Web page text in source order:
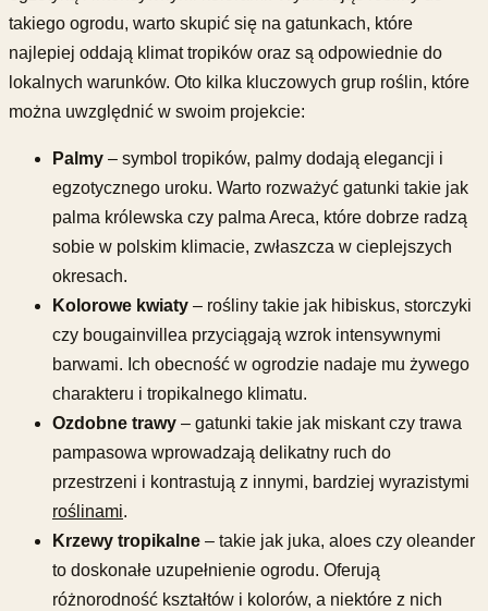
takiego ogrodu, warto skupić się na gatunkach, które
najlepiej oddają klimat tropików oraz są odpowiednie do
lokalnych warunków. Oto kilka kluczowych grup roślin, które
można uwzględnić w swoim projekcie:
Palmy – symbol tropików, palmy dodają elegancji i
egzotycznego uroku. Warto rozważyć gatunki takie jak
palma królewska czy palma Areca, które dobrze radzą
sobie w polskim klimacie, zwłaszcza w cieplejszych
okresach.
Kolorowe kwiaty – rośliny takie jak hibiskus, storczyki
czy bougainvillea przyciągają wzrok intensywnymi
barwami. Ich obecność w ogrodzie nadaje mu żywego
charakteru i tropikalnego klimatu.
Ozdobne trawy – gatunki takie jak miskant czy trawa
pampasowa wprowadzają delikatny ruch do
przestrzeni i kontrastują z innymi, bardziej wyrazistymi
roślinami.
Krzewy tropikalne – takie jak juka, aloes czy oleander
to doskonałe uzupełnienie ogrodu. Oferują
różnorodność kształtów i kolorów, a niektóre z nich